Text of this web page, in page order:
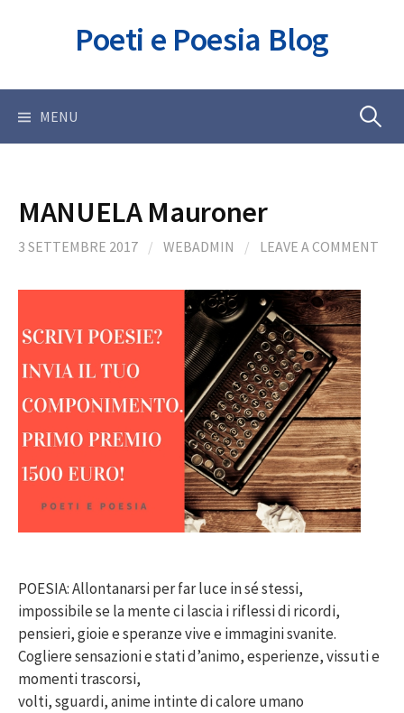
Poeti e Poesia Blog
MENU Ricerca
MANUELA Mauroner
3 SETTEMBRE 2017 / WEBADMIN / LEAVE A COMMENT
POESIA: Allontanarsi per far luce in sé stessi,
impossibile se la mente ci lascia i riflessi di ricordi,
pensieri, gioie e speranze vive e immagini svanite.
Cogliere sensazioni e stati d’animo, esperienze, vissuti e
momenti trascorsi,
volti, sguardi, anime intinte di calore umano